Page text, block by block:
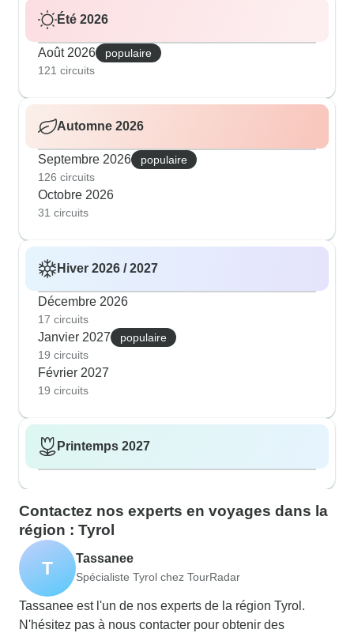
Été 2026
Août 2026
populaire
121 circuits
Automne 2026
Septembre 2026
populaire
126 circuits
Octobre 2026
31 circuits
Hiver 2026 / 2027
Décembre 2026
17 circuits
Janvier 2027
populaire
19 circuits
Février 2027
19 circuits
Printemps 2027
Contactez nos experts en voyages dans la
région : Tyrol
T Tassanee
Spécialiste Tyrol chez TourRadar
Tassanee est l'un de nos experts de la région Tyrol.
N'hésitez pas à nous contacter pour obtenir des